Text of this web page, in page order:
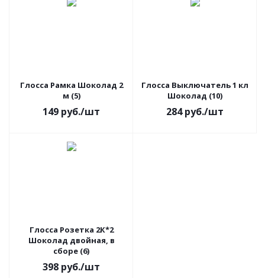
Глосса Рамка Шоколад 2
м (5)
149 руб./шт
Глосса Выключатель 1 кл
Шоколад (10)
284руб./шт
Глосса Розетка 2К*2
Шоколад двойная, в
сборе (6)
398 руб./шт